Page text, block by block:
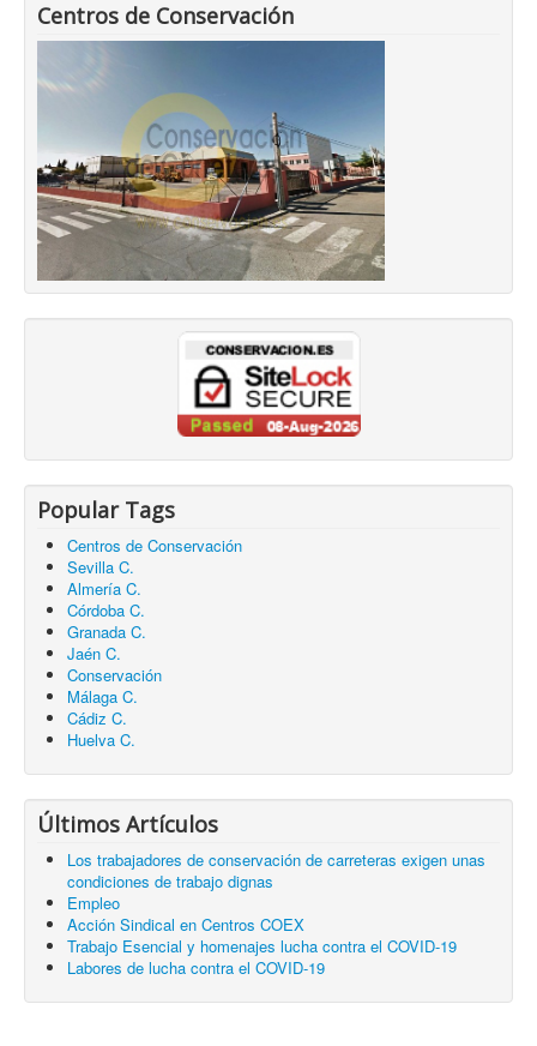
Centros de Conservación
Popular Tags
Centros de Conservación
Sevilla C.
Almería C.
Córdoba C.
Granada C.
Jaén C.
Conservación
Málaga C.
Cádiz C.
Huelva C.
Últimos Artículos
Los trabajadores de conservación de carreteras exigen unas
condiciones de trabajo dignas
Empleo
Acción Sindical en Centros COEX
Trabajo Esencial y homenajes lucha contra el COVID-19
Labores de lucha contra el COVID-19